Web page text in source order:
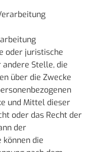
oder juristische
andere Stelle, die
über die Zwecke
und Mittel dieser
oder das Recht der
der
die